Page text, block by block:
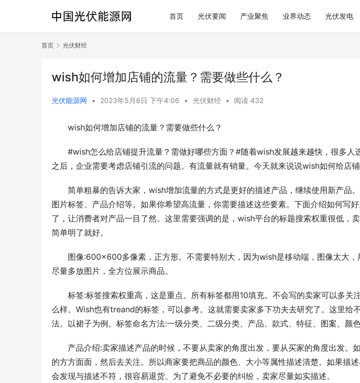
首页 光伏要闻 产业聚焦 业界动态 光伏发电
首页 光伏财经
wish如何增加店铺的流量？需要做些什么？
光伏能源网 • 2023年5月6日 下午4:06 • 光伏财经 • 阅读 432
wish如何增加店铺的流量？需要做些什么？
#wish怎么给店铺提升流量？需做好哪些方面？#随着wish发展越来越快，很多人
之后，企业需要考虑店铺引流的问题。有流量就有销量。今天就来说说wish如何给店
简单粗暴的告诉大家，wish增加流量的方式是更好的描述产品，继续使用新产品
图片标签、产品介绍等。如果你希望高流量，你需要描述这些要素。下面介绍如何写
了，让消费者对产品一目了然。这里需要强调的是，wish平台的标题搜索权重很低，
简单明了就好。
图像:600×600多像素，正方形。不需要特别大，因为wish是移动端，图像太大，
尽量多放图片，全方位展示商品。
标签:标签搜索权重高，这是重点。所有标签都用10填充。不会写的卖家可以多关
么样。Wish也有treand的标签，可以参考。这就需要卖家多下功夫去研究了。这里给
法。以裙子为例。标签命名方法:一级分类、二级分类、产品、款式、特征、图案、颜色
产品介绍:卖家描述产品的时候，不要从卖家的角度出发，要从买家的角度出发。
的方方面面，然后去关注。所以商家要把商品的颜色、大小等属性描述清楚。如果描
会发现与描述不符，很容易退货。为了避免不必要的纠纷，卖家尽量如实描述。